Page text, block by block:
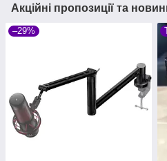
Акційні пропозиції та
–29%